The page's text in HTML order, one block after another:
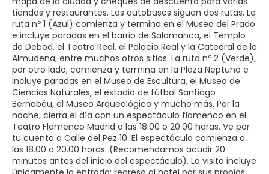
tiendas y restaurantes. Los autobuses siguen dos rutas. La
ruta nº 1 (Azul) comienza y termina en el Museo del Prado
e incluye paradas en el barrio de Salamanca, el Templo
de Debod, el Teatro Real, el Palacio Real y la Catedral de la
Almudena, entre muchos otros sitios. La ruta nº 2 (Verde),
por otro lado, comienza y termina en la Plaza Neptuno e
incluye paradas en el Museo de Escultura, el Museo de
Ciencias Naturales, el estadio de fútbol Santiago
Bernabéu, el Museo Arqueológico y mucho más. Por la
noche, cierra el día con un espectáculo flamenco en el
Teatro Flamenco Madrid a las 18.00 o 20.00 horas. Ve por
tu cuenta a Calle del Pez 10. El espectáculo comienza a
las 18.00 o 20.00 horas. (Recomendamos acudir 20
minutos antes del inicio del espectáculo). La visita incluye